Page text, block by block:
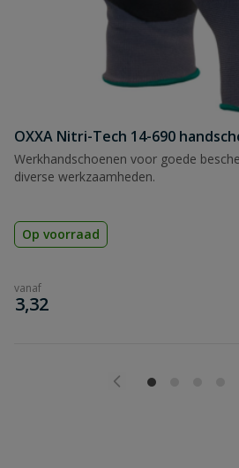
OXXA Nitri-Tech 14-690
Werkhandschoenen voor goede
diverse werkzaamheden.
Op voorraad
vanaf
€
3,32